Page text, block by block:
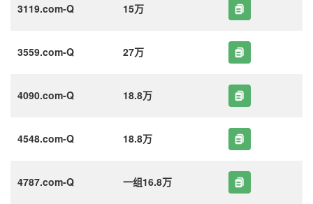
3119.com-Q 15万
3559.com-Q 27万
4090.com-Q 18.8万
4548.com-Q 18.8万
4787.com-Q 一组16.8万